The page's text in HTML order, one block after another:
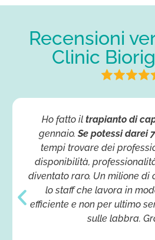
Recensioni
Clinic
Ho fatto il trapianto di
gennaio.Se potessi darei
tempi trovare dei
disponibilità,
diventato raro. Un milione di
lo staff che lavora in
efficiente e non per ultimo
sulle labbra.